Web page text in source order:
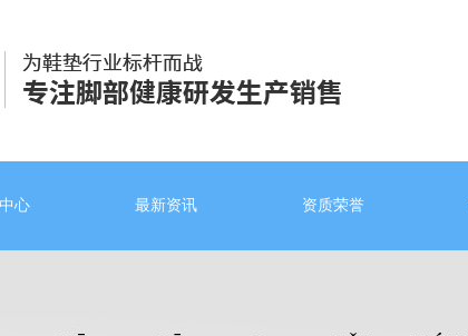
心 最新资讯 资质荣誉